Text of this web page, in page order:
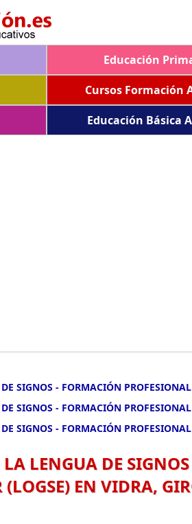
Educación
Cursos Formación
Educación Básica
SIGNOS - FORMACIÓN
SIGNOS - FORMACIÓN
SIGNOS - FORMACIÓN
LENGUA DE
(LOGSE) EN VIDRA,